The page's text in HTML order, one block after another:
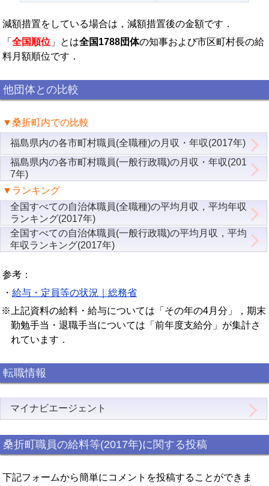
減額措置をしている場合は，減額措置後の金額です．
「 全国順位 」とは全国1788団体の知事および市区町村長の給
料月額順位です．
他団体との比較
▼桑折町内での比較
福島県内の各市町村職員(全職種)の月収・年収(2017年)
福島県内の各市町村職員(一般行政職)の月収・年収(201
7年)
▼ランキング
全国すべての自治体職員(全職種)の平均月収，平均年収
ランキング(2017年)
全国すべての自治体職員(一般行政職)の平均月収，平均
年収ランキング(2017年)
参考：
・ 給与・定員等の状況｜総務省
※上記資料の給料・給与については「その年の4月分」，期末
勤勉手当・退職手当については「前年度支給分」が集計さ
れています．
転職情報
マイナビエージェント
桑折町職員の給料等(2017年)に関する投稿
下記フォームから簡単にコメントを投稿することができま